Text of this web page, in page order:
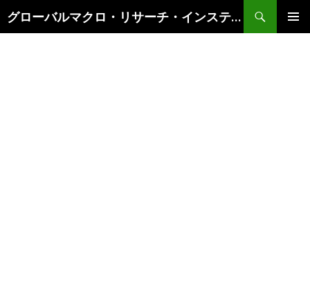
グローバルマクロ・リサーチ・インスティテュート
索